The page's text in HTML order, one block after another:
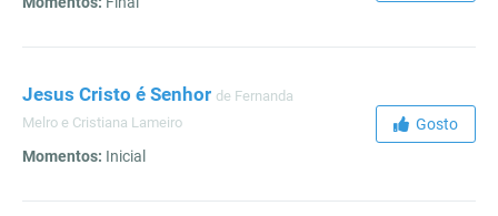
Jesus Cristo é Senhor de Fernanda
Melro e Cristiana Lameiro
Momentos: Inicial
Gosto